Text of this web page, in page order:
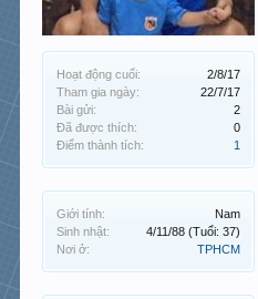
Hoạt động cuối:
2/8/17
Tham gia ngày:
22/7/17
Bài gửi:
2
Đã được thích:
0
Điểm thành tích:
1
Giới tính:
Nam
Sinh nhật:
4/11/88 (Tuổi: 37)
Nơi ở:
TPHCM